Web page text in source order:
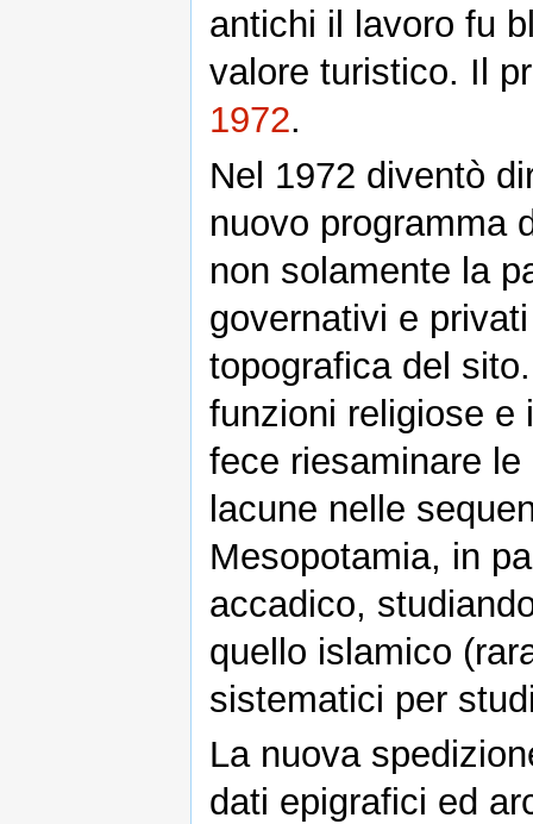
antichi il lavoro fu
valore turistico. Il
1972.
Nel 1972 diventò
nuovo programma
non solamente la
governativi e
topografica del
funzioni religiose e
fece riesaminare
lacune nelle
Mesopotamia, in
accadico,
quello islamico
sistematici per
La nuova
dati epigrafici ed